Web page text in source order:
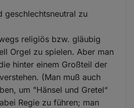
geschlechtsneutral zu
religiös bzw. gläubig
Orgel zu spielen. Aber man
hinter einem Großteil der
(Man muß auch
um "Hänsel und Gretel“
Regie zu führen; man